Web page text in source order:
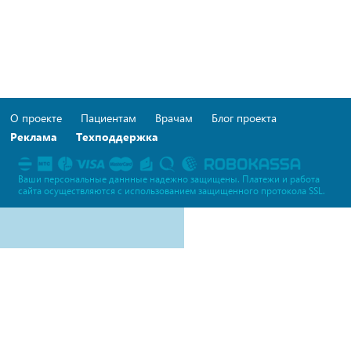
О проекте Пациентам Врачам
Блог проекта
Реклама
Техподдержка
Ваши персональные даннные надежно защищены. Платежи и работа
сайта осуществляются c использованием защищенного протокола SSL.